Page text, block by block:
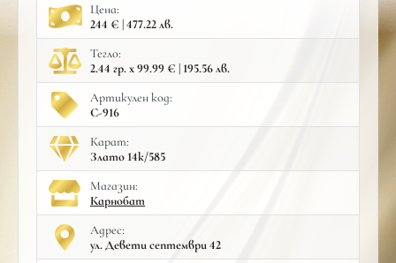
Цена:
244 € | 477.22 лв.
Тегло:
2.44 гр. x 99.99 € | 195.56 лв.
Артикулен код:
С-916
Карат:
Злато 14к/585
Mагазин:
Карнобат
Адрес:
ул. Девети септември 42